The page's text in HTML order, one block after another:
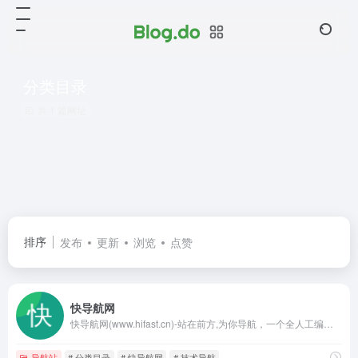
排序 发布 更新 浏览 点赞
快导航网